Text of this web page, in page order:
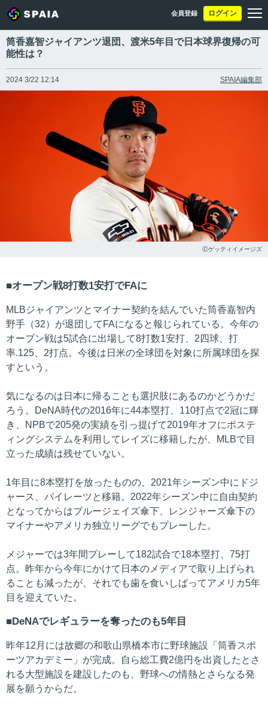
会員登録 ログイン
筒香嘉智ジャイアンツ退団、渡米5年目で日本球界復帰の可
能性は？
2024 3/22 12:14 SPAIA編集部
Ⓒゲッティイメージズ
オープン戦8打数1安打でFAに
MLBジャイアンツとマイナー契約を結んでいた筒香嘉智内
野手（32）が退団してFAになると報じられている。今年の
オープン戦は5試合に出場して8打数1安打、2四球、打
率.125、2打点。今後は日米の全球団を対象に所属球団を探
すという。
気になるのは日本に帰ることも選択肢にあるのかどうかだ
ろう。DeNA時代の2016年に44本塁打、110打点で2冠に輝
き、NPBで205発の実績を引っ提げて2019年オフにポステ
ィングシステムを利用してレイズに移籍したが、MLBで目
立った成績は残せていない。
1年目に8本塁打を放ったものの、2021年シーズン中にドジ
ャース、パイレーツと移籍。2022年シーズン中に自由契約
となってからはブルージェイズ傘下、レンジャーズ傘下の
マイナーやアメリカ独立リーグでもプレーした。
メジャーでは3年間プレーして182試合で18本塁打、75打
点。昨年から今年にかけて日本のメディアで取り上げられ
ることも減ったが、それでも歯を食いしばってアメリカ5年
目を迎えていた。
DeNAでレギュラーを奪ったのも5年目
昨年12月には故郷の和歌山県橋本市に野球施設「筒香スポ
ーツアカデミー」が完成。自ら総工費2億円を出資したとさ
れる大型施設を建設したのも、野球への情熱とさらなる発
展を願うからだ。